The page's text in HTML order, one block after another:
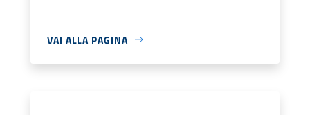
VAI ALLA PAGINA